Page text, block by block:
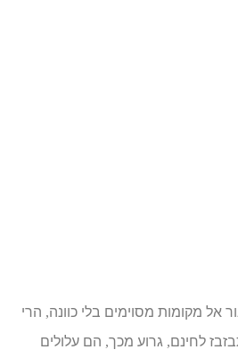
אל מקומות מסוימים בלי כוונה, הרי
לחינם, גרוע מכך, הם עלולים